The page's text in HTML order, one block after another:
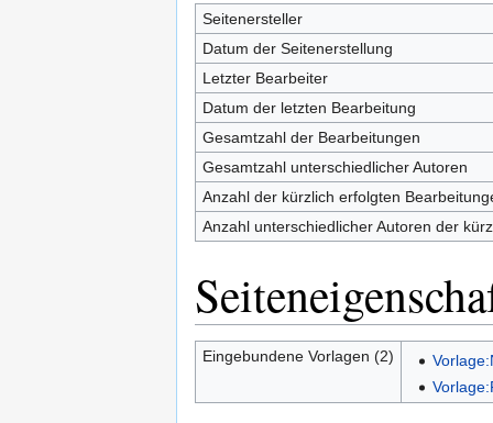
Seitenersteller
Datum der Seitenerstellung
Letzter Bearbeiter
Datum der letzten Bearbeitung
Gesamtzahl der Bearbeitungen
Gesamtzahl unterschiedlicher Autoren
Anzahl der kürzlich erfolgten
Anzahl unterschiedlicher Autoren der
Eingebundene Vorlagen (2)